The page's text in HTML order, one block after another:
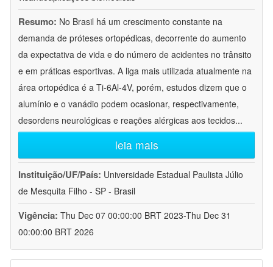
Resumo: No Brasil há um crescimento constante na
demanda de próteses ortopédicas, decorrente do aumento
da expectativa de vida e do número de acidentes no trânsito
e em práticas esportivas. A liga mais utilizada atualmente na
área ortopédica é a Ti-6Al-4V, porém, estudos dizem que o
alumínio e o vanádio podem ocasionar, respectivamente,
desordens neurológicas e reações alérgicas aos tecidos...
leia mais
Instituição/UF/País: Universidade Estadual Paulista Júlio
de Mesquita Filho - SP - Brasil
Vigência: Thu Dec 07 00:00:00 BRT 2023-Thu Dec 31
00:00:00 BRT 2026